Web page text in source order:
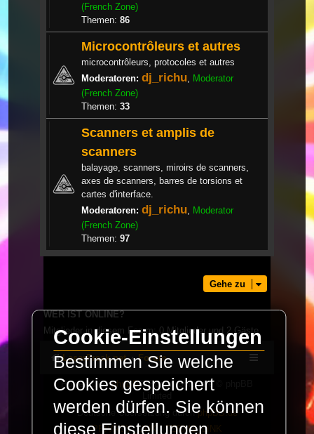
(French Zone)
Themen: 86
Microcontrôleurs et autres
microcontrôleurs, protocoles et autres
Moderatoren: dj_richu Moderator
(French Zone)
Themen: 33
Scanners et amplis de
scanners
balayage, scanners, miroirs de scanners,
axes de scanners, barres de torsions et
cartes d'interface.
Moderatoren: dj_richu Moderator
(French Zone)
Themen: 97
Gehe zu
WER IST ONLINE?
Mitglieder in diesem Forum: 0 Mitglieder und 2 Gäste
LaserFreak.net Forum
Powered byphpBB® Forum Software © phpBB
Limited
Deutsche Übersetzung durchphpBB.de
PRIVACY_LINK | TERMS_LINK
Cookie-Einstellungen
Bestimmen Sie welche
Cookies gespeichert
werden dürfen. Sie können
diese Einstellungen